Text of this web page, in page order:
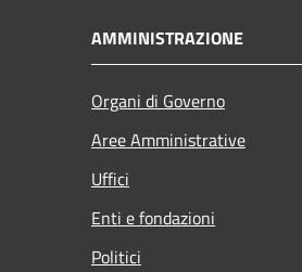
AMMINISTRAZIONE
Organi di Governo
Aree Amministrative
Uffici
Enti e fondazioni
Politici